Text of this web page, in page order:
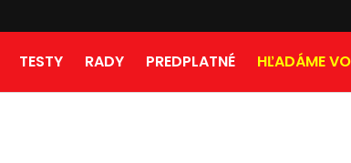
TESTY RADY PREDPLATNÉ HĽADÁME